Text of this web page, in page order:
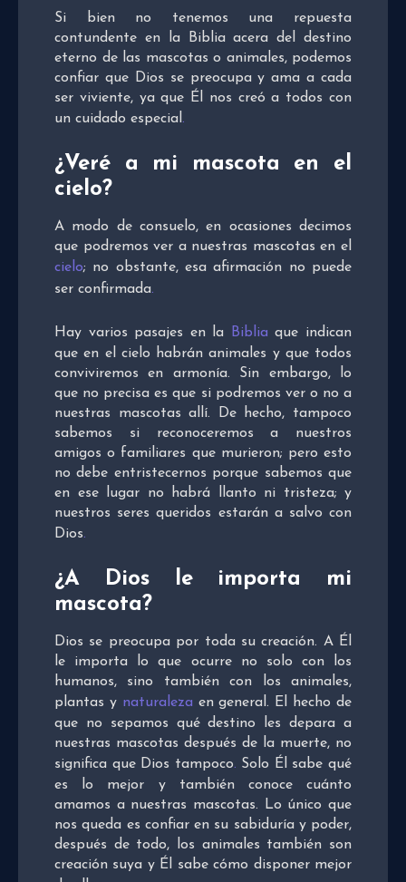
Si bien no tenemos una repuesta
contundente en la Biblia acera del destino
eterno de las mascotas o animales, podemos
confiar que Dios se preocupa y ama a cada
ser viviente, ya que Él nos creó a todos con
un cuidado especial .
¿Veré a mi mascota en el
cielo?
A modo de consuelo, en ocasiones decimos
que podremos ver a nuestras mascotas en el
cielo; no obstante, esa afirmación no puede
ser confirmada.
Hay varios pasajes en la Biblia que indican
que en el cielo habrán animales y que todos
conviviremos en armonía. Sin embargo, lo
que no precisa es que si podremos ver o no a
nuestras mascotas allí. De hecho, tampoco
sabemos si reconoceremos a nuestros
amigos o familiares que murieron; pero esto
no debe entristecernos porque sabemos que
en ese lugar no habrá llanto ni tristeza; y
nuestros seres queridos estarán a salvo con
Dios.
¿A Dios le importa mi
mascota?
Dios se preocupa por toda su creación. A Él
le importa lo que ocurre no solo con los
humanos, sino también con los animales,
plantas y naturaleza en general. El hecho de
que no sepamos qué destino les depara a
nuestras mascotas después de la muerte, no
significa que Dios tampoco. Solo Él sabe qué
es lo mejor y también conoce cuánto
amamos a nuestras mascotas. Lo único que
nos queda es confiar en su sabiduría y poder,
después de todo, los animales también son
creación suya y Él sabe cómo disponer mejor